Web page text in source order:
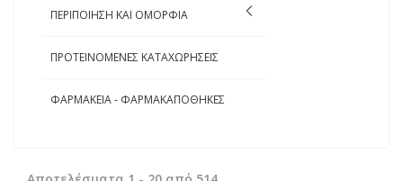
ΠΕΡΙΠΟΙΗΣΗ ΚΑΙ ΟΜΟΡΦΙΑ
ΠΡΟΤΕΙΝΟΜΕΝΕΣ ΚΑΤΑΧΩΡΗΣΕΙΣ
ΦΑΡΜΑΚΕΙΑ - ΦΑΡΜΑΚΑΠΟΘΗΚΕΣ